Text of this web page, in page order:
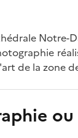
Notre-
de la zone